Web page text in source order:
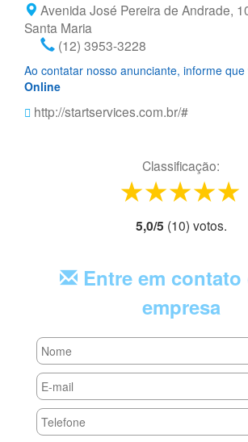
Avenida José Pereira de Andrade,
Santa Maria
(12) 3953-3228
Ao contatar nosso anunciante, informe que
Online
http://startservices.com.br/#
Classificação:
4
3
2 stars
1 star
5,0/5 (10) votos.
Entre em contato
empresa